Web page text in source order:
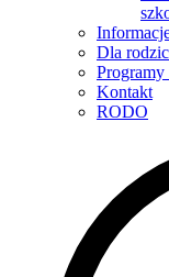
Dla
Kontakt
RODO